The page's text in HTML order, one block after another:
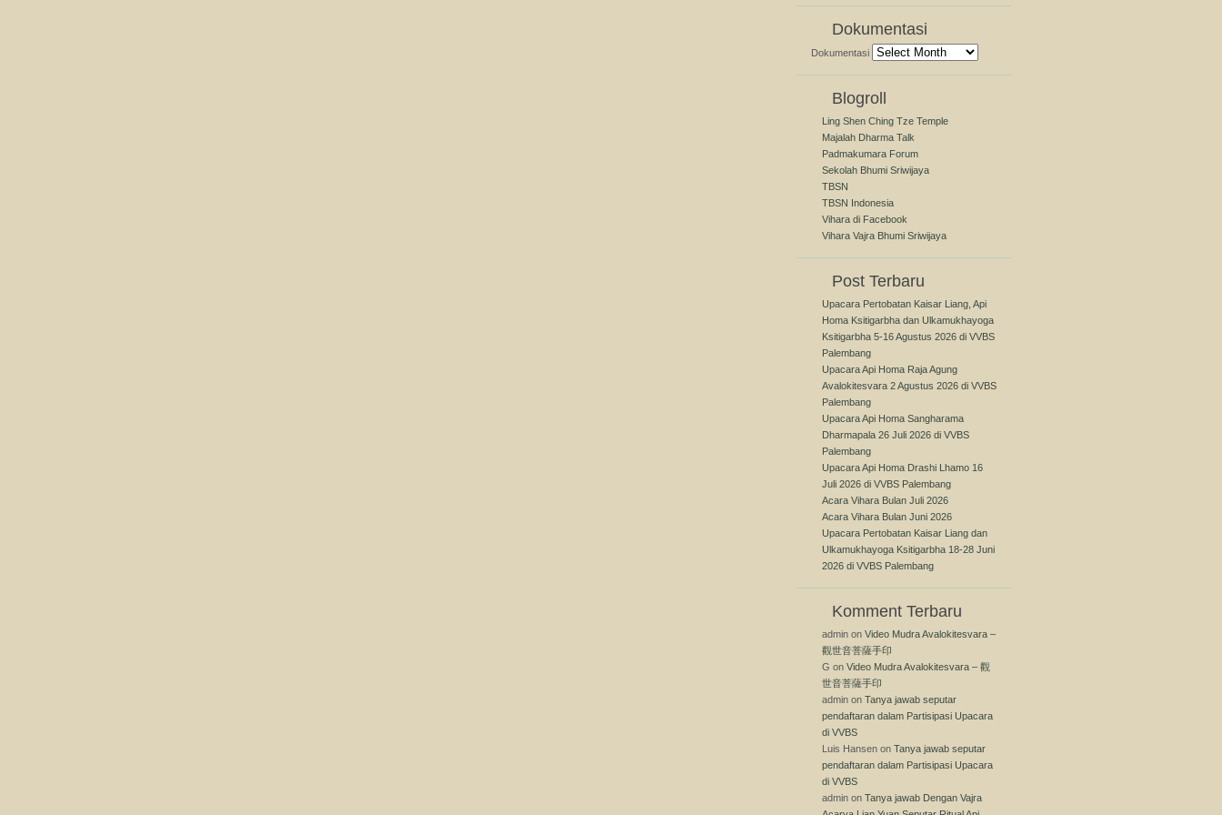
Dokumentasi
Dokumentasi
Blogroll
Ling Shen Ching Tze Temple
Majalah Dharma Talk
Padmakumara Forum
Sekolah Bhumi Sriwijaya
TBSN
TBSN Indonesia
Vihara di Facebook
Vihara Vajra Bhumi Sriwijaya
Post Terbaru
Upacara Pertobatan Kaisar Liang, Api
Homa Ksitigarbha dan Ulkamukhayoga
Ksitigarbha 5-16 Agustus 2026 di VVBS
Palembang
Upacara Api Homa Raja Agung
Avalokitesvara 2 Agustus 2026 di VVBS
Palembang
Upacara Api Homa Sangharama
Dharmapala 26 Juli 2026 di VVBS
Palembang
Upacara Api Homa Drashi Lhamo 16
Juli 2026 di VVBS Palembang
Acara Vihara Bulan Juli 2026
Acara Vihara Bulan Juni 2026
Upacara Pertobatan Kaisar Liang dan
Ulkamukhayoga Ksitigarbha 18-28 Juni
2026 di VVBS Palembang
Komment Terbaru
admin on Video Mudra Avalokitesvara –
觀世音菩薩手印
G on Video Mudra Avalokitesvara – 觀
世音菩薩手印
admin on Tanya jawab seputar
pendaftaran dalam Partisipasi Upacara
di VVBS
Luis Hansen on Tanya jawab seputar
pendaftaran dalam Partisipasi Upacara
di VVBS
admin on Tanya jawab Dengan Vajra